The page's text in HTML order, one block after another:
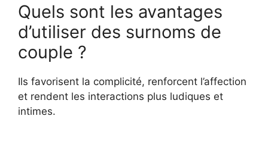
Quels sont les avantages
d’utiliser des surnoms de
couple ?
Ils favorisent la complicité, renforcent l’affection
et rendent les interactions plus ludiques et
intimes.